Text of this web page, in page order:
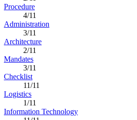
Procedure
4/11
Administration
3/11
Architecture
2/11
Mandates
3/11
Checklist
11/11
Logistics
1/11
Information Technology